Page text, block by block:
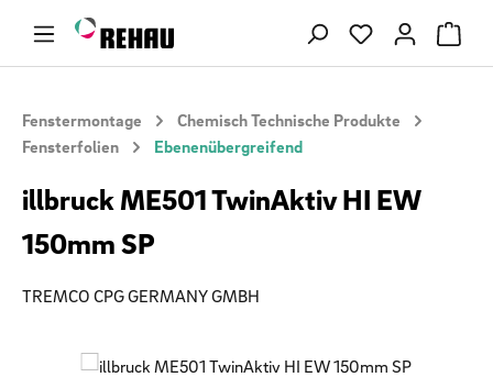
Zum Hauptinhalt springen Du hast 0
Fenstermontage
Chemisch Technische Produkte
Fensterfolien
Ebenenübergreifend
illbruck ME501 TwinAktiv HI EW
150mm SP
TREMCO CPG GERMANY GMBH
Bildergalerie überspringen